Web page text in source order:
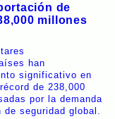
de
millones
han
significativo en
de 238,000
por la demanda
seguridad global.